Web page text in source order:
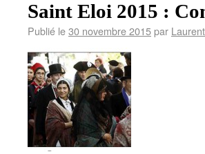
Saint Eloi 2015 :
Publié le30 novembre 2015par